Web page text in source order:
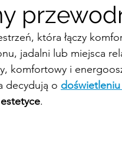
która łączy
jadalni lub miejsca
komfortowy i
decydują o
estetyce.